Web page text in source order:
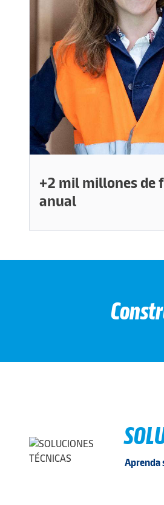
+2 mil millones de
anual
Aprenda